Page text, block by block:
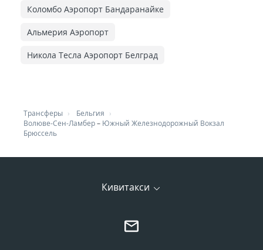
Коломбо Аэропорт Бандаранайке
Альмерия Аэропорт
Никола Тесла Аэропорт Белград
Трансферы
Бельгия
Волюве-Сен-Ламбер– Южный Железнодорожный Вокзал
Брюссель
Кивитакси